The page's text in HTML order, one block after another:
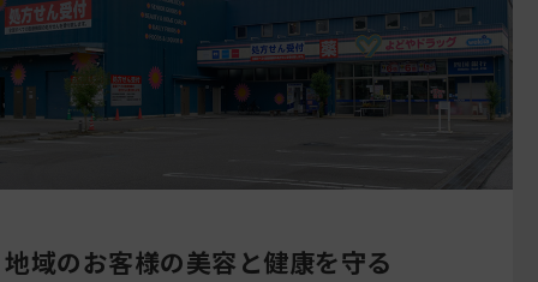
地域のお客様の美容と健康を守る